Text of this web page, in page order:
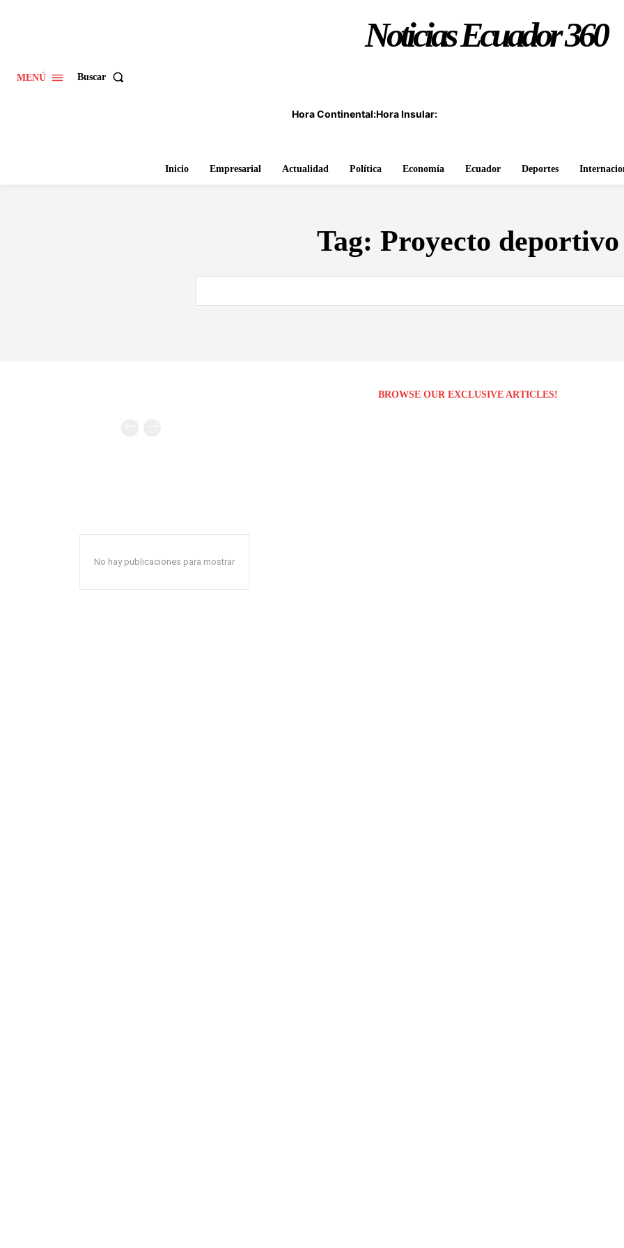
MENÚ Buscar
Noticias Ecuador 360
Hora Continental:Hora Insular:
Inicio Empresarial Actualidad Política Economía Ecuador Deportes
Tag: Proyecto deportivo
BROWSE OUR EXCLUSIVE ARTICLES!
No hay publicaciones para mostrar